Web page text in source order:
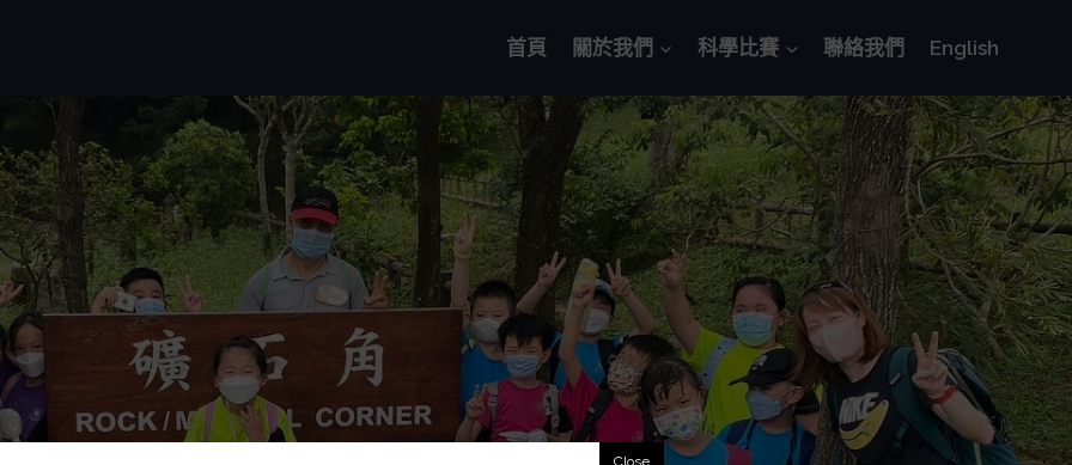
首頁 關於我們 科學比賽 聯絡我們 English